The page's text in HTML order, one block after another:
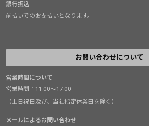
銀行振込
前払いでのお支払いとなります。
お問い合わせについて
営業時間について
営業時間：11:00～17:00
（土日祝日及び、当社指定休業日を除く）
メールによるお問い合わせ